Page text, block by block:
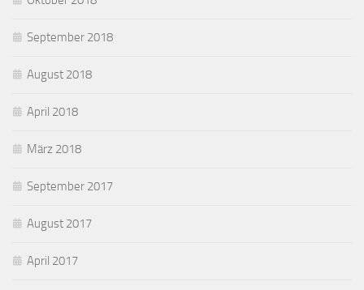
September 2018
August 2018
April 2018
März 2018
September 2017
August 2017
April 2017